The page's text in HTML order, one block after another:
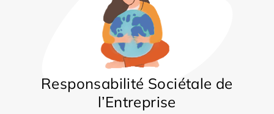
Responsabilité Sociétale de
l’Entreprise